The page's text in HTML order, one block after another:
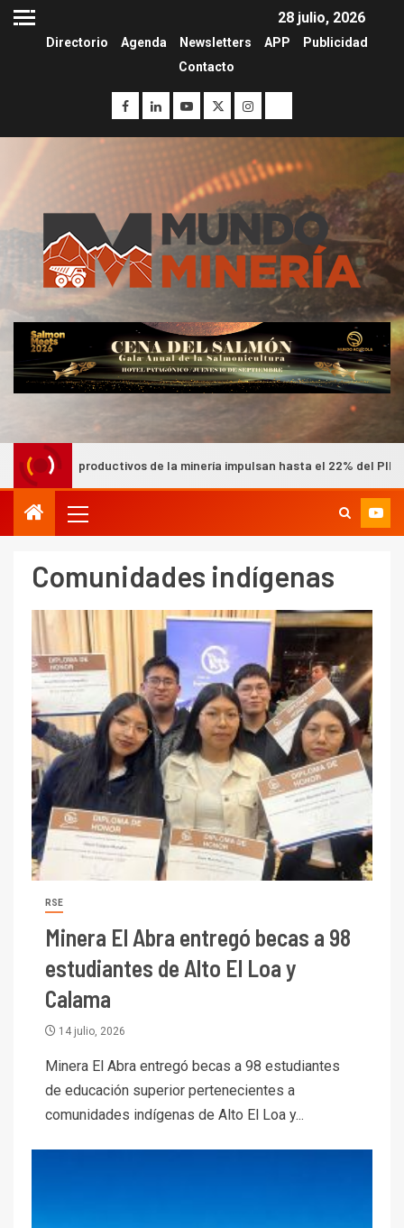
28 julio, 2026
Directorio Agenda Newsletters APP
Publicidad
Contacto
la minería impulsan hasta el 22% del PIB nacional según Cochilco
Comunidades indígenas
RSE
Minera El Abra entregó becas a 98
estudiantes de Alto El Loa y
Calama
14 julio, 2026
Minera El Abra entregó becas a 98 estudiantes
de educación superior pertenecientes a
comunidades indígenas de Alto El Loa y...